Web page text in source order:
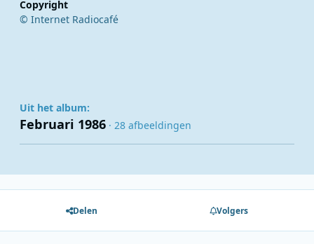
Copyright
© Internet Radiocafé
Uit het album:
Februari 1986 · 28 afbeeldingen
Delen Volgers